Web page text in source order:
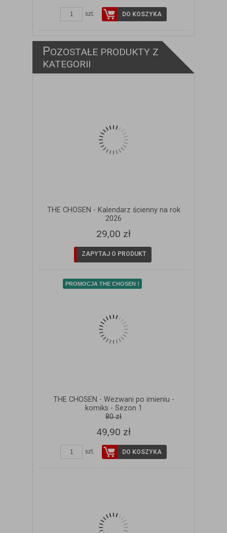
szt. DO KOSZYKA
POZOSTAŁE PRODUKTY Z
KATEGORII
THE CHOSEN - Kalendarz ścienny na rok
2026
29,00 zł
ZAPYTAJ O PRODUKT
PROMOCJA THE CHOSEN !
THE CHOSEN - Wezwani po imieniu -
komiks - Sezon 1
80 zł
49,90 zł
szt. DO KOSZYKA